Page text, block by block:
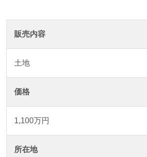
販売内容
土地
価格
1,100万円
所在地